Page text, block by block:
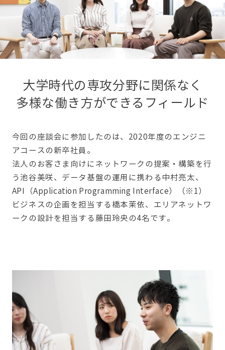
大学時代の専攻分野に関係なく
多様な働き方ができるフィールド
今回の座談会に参加したのは、2020年度のエンジニ
アコースの新卒社員。
法人のお客さま向けにネットワークの提案・構築を行
う池谷美咲、データ基盤の運用に携わる中村亮太、
API（Application Programming Interface）（※1）
ビジネスの企画を担当する橋本茉依、 エリアネットワ
ークの設計を担当する藤田玲央の4名です。